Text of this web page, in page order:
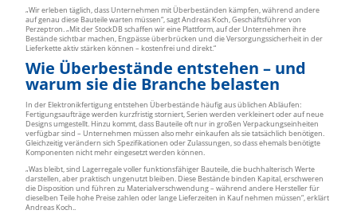
„Wir erleben täglich, dass Unternehmen mit Überbeständen kämpfen, während andere
auf genau diese Bauteile warten müssen“, sagt Andreas Koch, Geschäftsführer von
Perzeptron. „Mit der StockDB schaffen wir eine Plattform, auf der Unternehmen ihre
Bestände sichtbar machen, Engpässe überbrücken und die Versorgungssicherheit in der
Lieferkette aktiv stärken können – kostenfrei und direkt.“
Wie Überbestände entstehen – und
warum sie die Branche belasten
In der Elektronikfertigung entstehen Überbestände häufig aus üblichen Abläufen:
Fertigungsaufträge werden kurzfristig storniert, Serien werden verkleinert oder auf neue
Designs umgestellt. Hinzu kommt, dass Bauteile oft nur in großen Verpackungseinheiten
verfügbar sind – Unternehmen müssen also mehr einkaufen als sie tatsächlich benötigen.
Gleichzeitig verändern sich Spezifikationen oder Zulassungen, so dass ehemals benötigte
Komponenten nicht mehr eingesetzt werden können.
„Was bleibt, sind Lagerregale voller funktionsfähiger Bauteile, die buchhalterisch Werte
darstellen, aber praktisch ungenutzt bleiben. Diese Bestände binden Kapital, erschweren
die Disposition und führen zu Materialverschwendung – während andere Hersteller für
dieselben Teile hohe Preise zahlen oder lange Lieferzeiten in Kauf nehmen müssen“, erklärt
Andreas Koch..